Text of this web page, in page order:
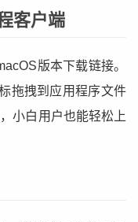
客户端
版本下载链接。
拖拽到应用程序文件
小白用户也能轻松上